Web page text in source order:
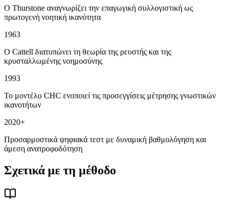
Ο Thurstone αναγνωρίζει την επαγωγική συλλογιστική ως
πρωτογενή νοητική ικανότητα
1963
Ο Cattell διατυπώνει τη θεωρία της ρευστής και της
κρυσταλλωμένης νοημοσύνης
1993
Το μοντέλο CHC ενοποιεί τις προσεγγίσεις μέτρησης γνωστικών
ικανοτήτων
2020+
Προσαρμοστικά ψηφιακά τεστ με δυναμική βαθμολόγηση και
άμεση ανατροφοδότηση
Σχετικά με τη μέθοδο